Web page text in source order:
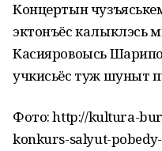
Концертын
эктонъёс калыклэсь
Касияровоысь
учкисьёс туж шуныт
Фото: http://kultura-
konkurs-salyut-